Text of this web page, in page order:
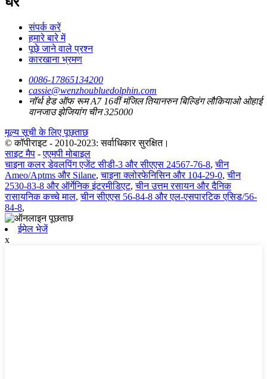
संपर्क करें
हमारे बारे में
पूछे जाने वाले प्रश्न
कारखाना भ्रमण
0086-17865134200
cassie@wenzhoubluedolphin.com
नॉर्थ हेड ऑफ रूम A7 16वीं मंजिल तियानरुन बिल्डिंग लौकियाओ ओहाई
वानजाउ झेजियांग चीन 325000
मूल्य सूची के लिए पूछताछ
© कॉपीराइट - 2010-2023: सर्वाधिकार सुरक्षित।
साइट मैप -एएमपी मोबाइल
चाइना कलर डेवलपिंग एजेंट सीडी-3 और सीएएस 24567-76-8,चीन
Ameo/Aptms और Silane,चाइना क्लोरफेनिसिन और 104-29-0,चीन
2530-83-8 और ऑर्गेनिक इंटरमीडिएट,चीन उत्तम रसायन और दैनिक
रासायनिक कच्चे माल,चीन सीएएस 56-84-8 और एल-एसपारटिक एसिड/56-
84-8,
ईमेल भेजें
x